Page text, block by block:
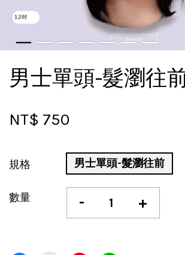
男士單頭-髮瀏往
NT$ 750
規格 男士單頭-髮瀏往前
數量 - +